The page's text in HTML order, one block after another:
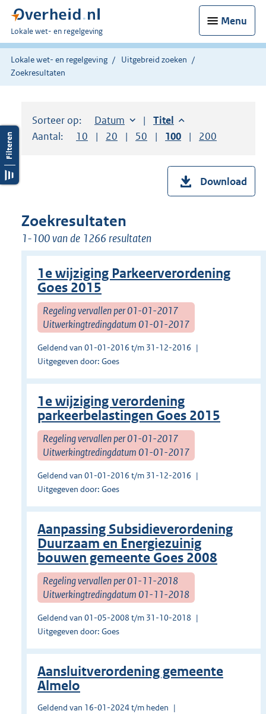
Menu
U
bent
hier:
Lokale wet- en regelgeving
Lokale wet- en regelgeving
Uitgebreid zoeken
Zoekresultaten
Sorteer op: Sorteer op:
Datum aflopendSorteer op:
Titel aflopend
Aantal:
Toon
10 resultaten per pagina
Toon
20 resultaten per pagina
Toon
50 resultaten per pagina
Toon
100 resultaten per
Toon
200
Download
Zoekresultaten
1-100 van de 1266 resultaten
1e wijziging Parkeerverordening
Goes 2015
Regeling vervallen per 01-01-2017
Uitwerkingtredingdatum 01-01-2017
Geldend van 01-01-2016 t/m 31-12-2016
Uitgegeven door: Goes
1e wijziging verordening
parkeerbelastingen Goes 2015
Regeling vervallen per 01-01-2017
Uitwerkingtredingdatum 01-01-2017
Geldend van 01-01-2016 t/m 31-12-2016
Uitgegeven door: Goes
Aanpassing Subsidieverordening
Duurzaam en Energiezuinig
bouwen gemeente Goes 2008
Regeling vervallen per 01-11-2018
Uitwerkingtredingdatum 01-11-2018
Geldend van 01-05-2008 t/m 31-10-2018
Uitgegeven door: Goes
Aansluitverordening gemeente
Almelo
Geldend van 16-01-2024 t/m heden